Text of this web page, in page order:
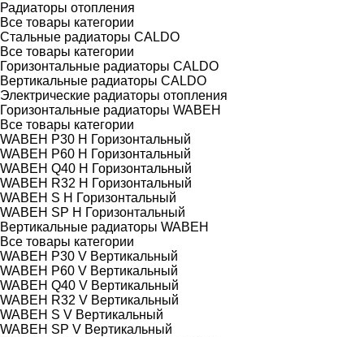
Радиаторы отопления
Все товары категории
Стальные радиаторы CALDO
Все товары категории
Горизонтальные радиаторы CALDO
Вертикальные радиаторы CALDO
Электрические радиаторы отопления
Горизонтальные радиаторы WABEH
Все товары категории
WABEH P30 H Горизонтальный
WABEH P60 H Горизонтальный
WABEH Q40 H Горизонтальный
WABEH R32 H Горизонтальный
WABEH S H Горизонтальный
WABEH SP H Горизонтальный
Вертикальные радиаторы WABEH
Все товары категории
WABEH P30 V Вертикальный
WABEH P60 V Вертикальный
WABEH Q40 V Вертикальный
WABEH R32 V Вертикальный
WABEH S V Вертикальный
WABEH SP V Вертикальный